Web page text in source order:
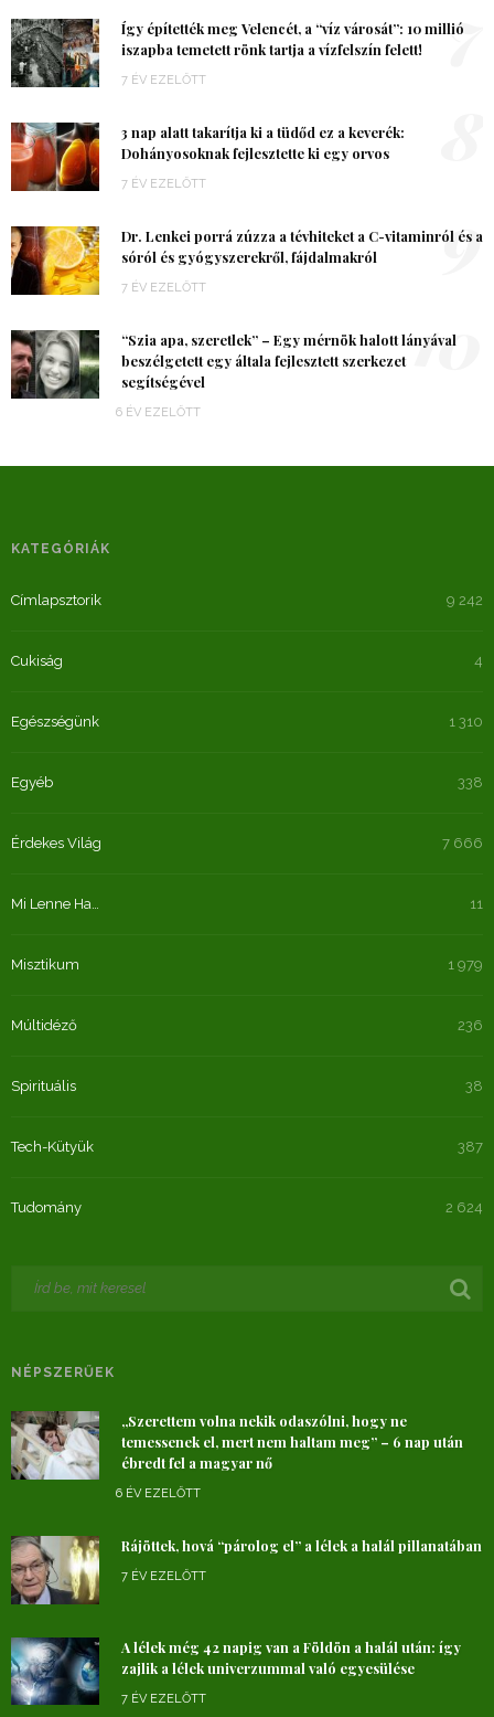
Így építették meg Velencét, a “víz városát”: 10 millió
iszapba temetett rönk tartja a vízfelszín felett!
7 ÉV EZELŐTT
7
3 nap alatt takarítja ki a tüdőd ez a keverék:
Dohányosoknak fejlesztette ki egy orvos
7 ÉV EZELŐTT
Dr. Lenkei porrá zúzza a tévhiteket a C-vitaminról és a
sóról és gyógyszerekről, fájdalmakról
7 ÉV EZELŐTT
9
“Szia apa, szeretlek” – Egy mérnök halott lányával
beszélgetett egy általa fejlesztett szerkezet
segítségével
6 ÉV EZELŐTT
10
KATEGÓRIÁK
Címlapsztorik 9 242
Cukiság 4
Egészségünk 1 310
Egyéb 338
Érdekes Világ 7 666
Mi Lenne Ha… 11
Misztikum 1 979
Múltidéző 236
Spirituális 38
Tech-Kütyük 387
Tudomány 2 624
NÉPSZERŰEK
„Szerettem volna nekik odaszólni, hogy ne
temessenek el, mert nem haltam meg” – 6 nap után
ébredt fel a magyar nő
6 ÉV EZELŐTT
Rájöttek, hová “párolog el” a lélek a halál pillanatában
7 ÉV EZELŐTT
A lélek még 42 napig van a Földön a halál után: így
zajlik a lélek univerzummal való egyesülése
7 ÉV EZELŐTT